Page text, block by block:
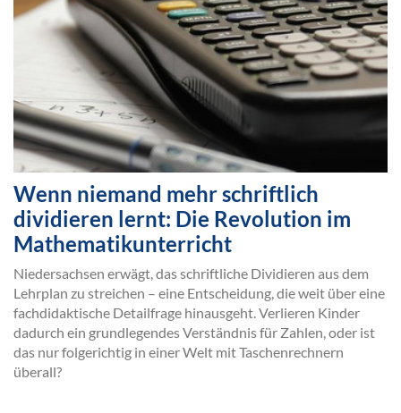
Wenn niemand mehr schriftlich
dividieren lernt: Die Revolution im
Mathematikunterricht
Niedersachsen erwägt, das schriftliche Dividieren aus dem
Lehrplan zu streichen – eine Entscheidung, die weit über eine
fachdidaktische Detailfrage hinausgeht. Verlieren Kinder
dadurch ein grundlegendes Verständnis für Zahlen, oder ist
das nur folgerichtig in einer Welt mit Taschenrechnern
überall?